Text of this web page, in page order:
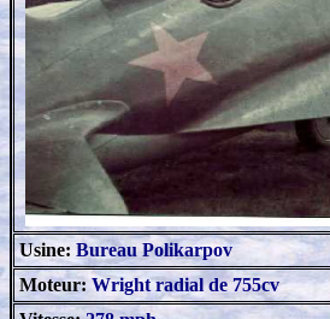
Usine: Bureau Polikarpov
Moteur:Wright radial de 755cv